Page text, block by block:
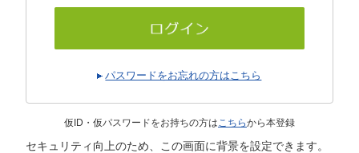
パスワードをお忘れの方はこちら
仮ID・仮パスワードをお持ちの方はこちらから本登録
セキュリティ向上のため、この画面に背景を設定できます。